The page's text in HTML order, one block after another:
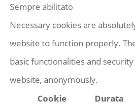
Sempre abilitato
Necessary cookies are
website to function properly.
basic functionalities and
website, anonymously.
Cookie
Durata